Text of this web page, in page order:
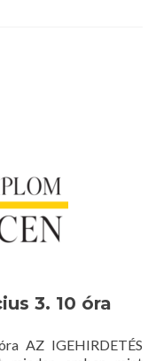
3. 10 óra
AZ IGEHIRDETÉS